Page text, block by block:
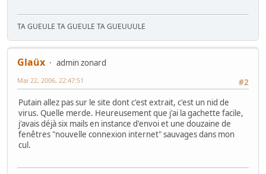
TA GUEULE TA GUEULE TA GUEUUULE
Glaüx
admin zonard
#2
Mai 22, 2006, 22:47:51
Putain allez pas sur le site dont c'est extrait, c'est un nid de
virus. Quelle merde. Heureusement que j'ai la gachette facile,
j'avais déjà six mails en instance d'envoi et une douzaine de
fenêtres "nouvelle connexion internet" sauvages dans mon
cul.